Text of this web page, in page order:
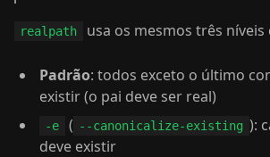
realpath usa os mesmos três níveis
Padrão: todos exceto o último
existir (o pai deve ser real)
-e ( --canonicalize-existing ):
deve existir